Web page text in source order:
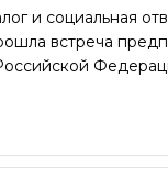
и социальная
встреча